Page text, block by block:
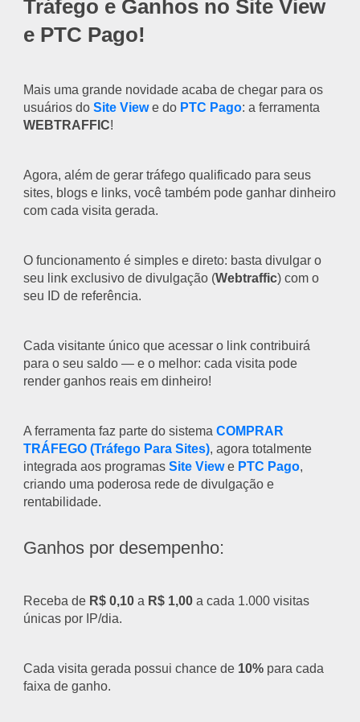
Tráfego e Ganhos no Site View
e PTC Pago!
Mais uma grande novidade acaba de chegar para os
usuários do Site Viewe do PTC Pago: a ferramenta
WEBTRAFFIC!
Agora, além de gerar tráfego qualificado para seus
sites, blogs e links, você também pode ganhar dinheiro
com cada visita gerada.
O funcionamento é simples e direto: basta divulgar o
seu link exclusivo de divulgação (Webtraffic) com o
seu ID de referência.
Cada visitante único que acessar o link contribuirá
para o seu saldo — e o melhor: cada visita pode
render ganhos reais em dinheiro!
A ferramenta faz parte do sistema COMPRAR
TRÁFEGO (Tráfego Para Sites), agora totalmente
integrada aos programas Site Viewe PTC Pago,
criando uma poderosa rede de divulgação e
rentabilidade.
Ganhos por desempenho:
Receba de R$ 0,10a R$ 1,00a cada 1.000 visitas
únicas por IP/dia.
Cada visita gerada possui chance de 10%para cada
faixa de ganho.